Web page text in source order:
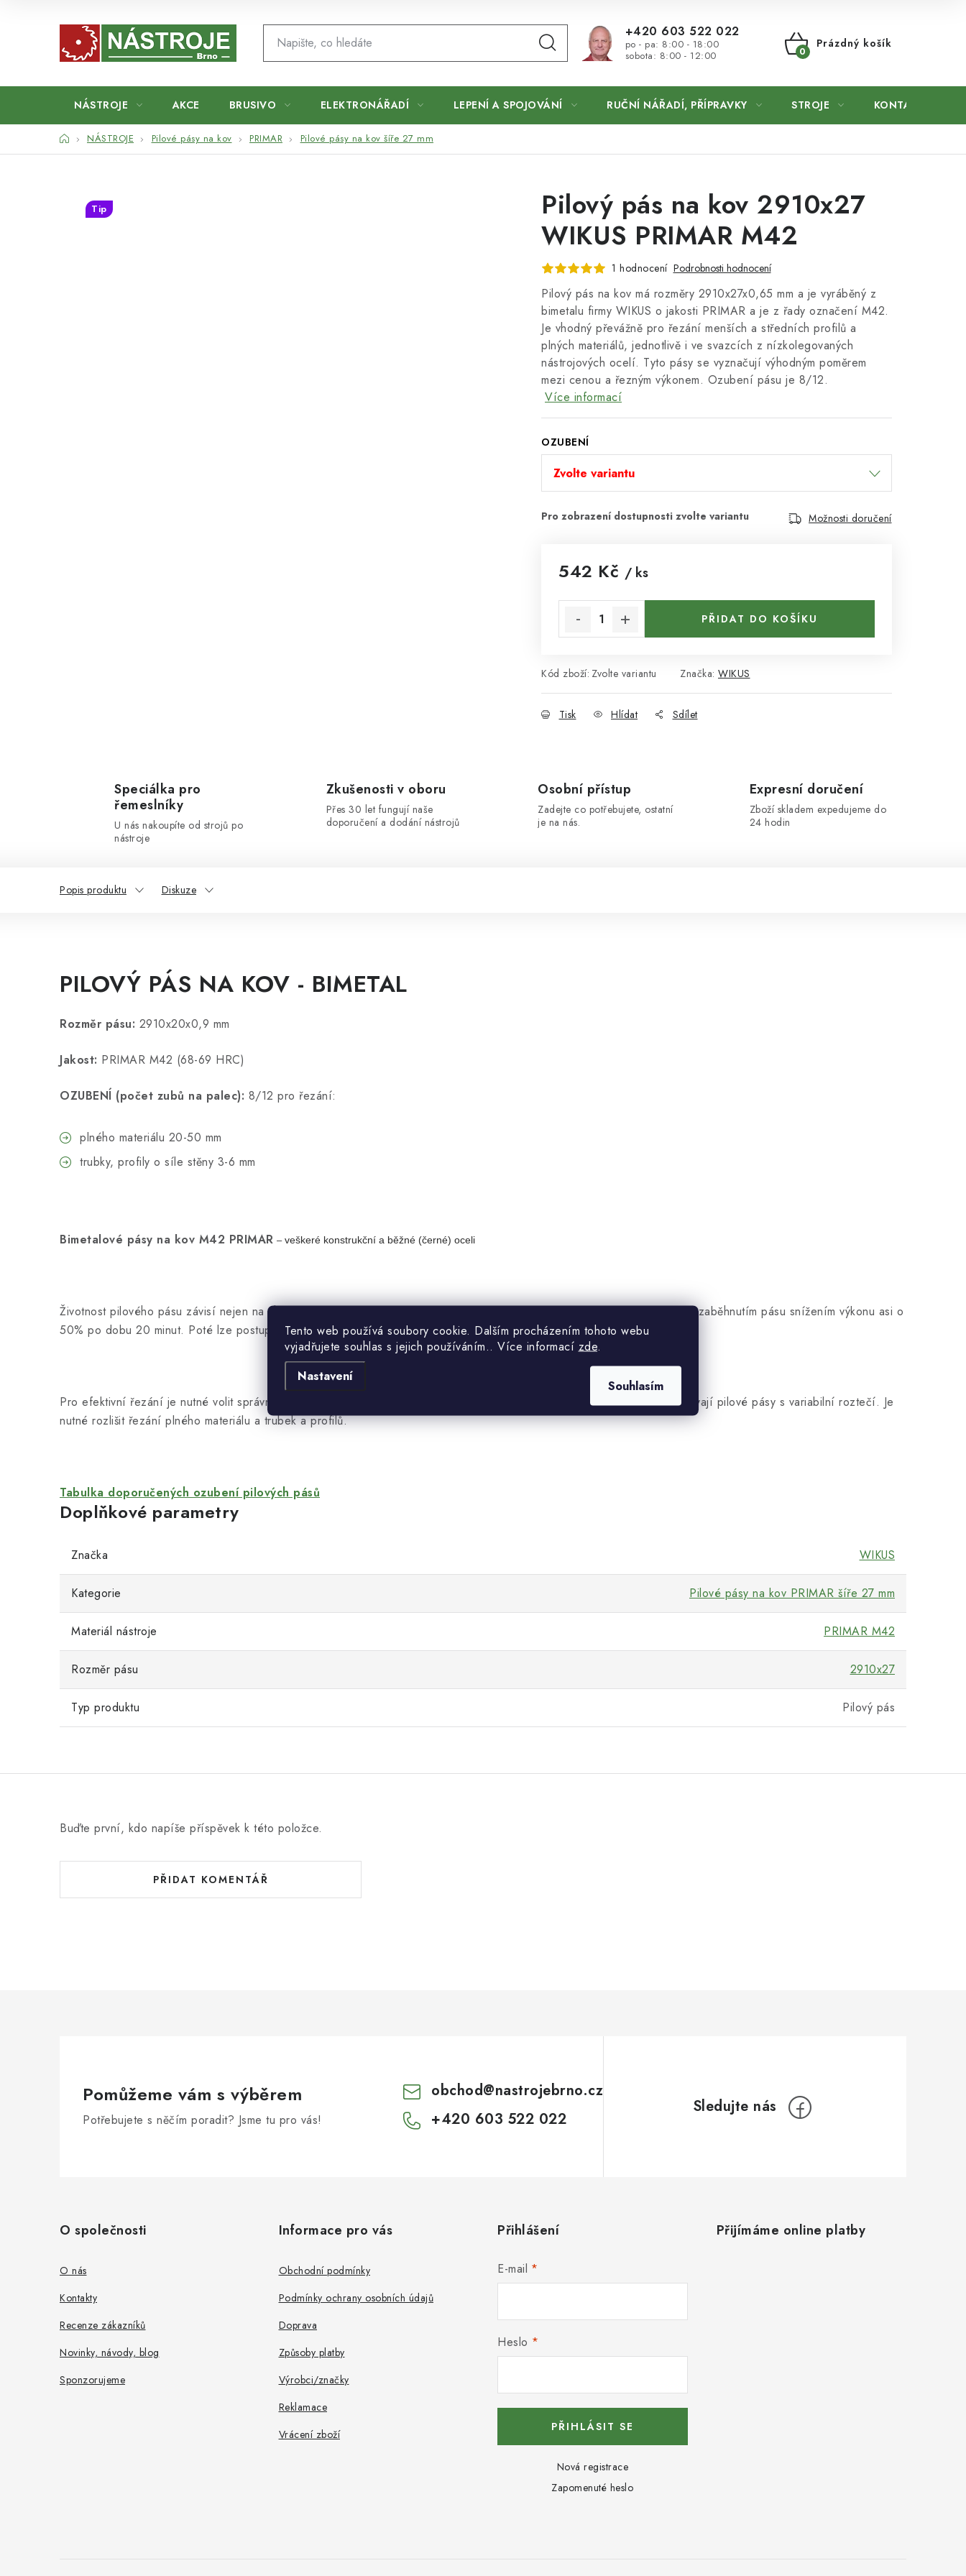
Tento web používá soubory cookie. Dalším procházením tohoto webu
vyjadřujete souhlas s jejich používáním.. Více informací zde.
Nastavení
Souhlasím
+420 603 522 022
po - pa: 8:00 - 18:00
sobota: 8:00 - 12:00
NÁKUPNÍ
Prázdný košík
NÁSTROJE AKCE BRUSIVO ELEKTRONÁŘADÍ LEPENÍ A SPOJOVÁNÍ RUČNÍ NÁŘADÍ, PŘÍPRAVKY STROJE KONTAKTY
DomůNÁSTROJE Pilové pásy na kov PRIMAR Pilové pásy na kov šíře 27 mm
Pilový pás na kov 2910x27
WIKUS PRIMAR M42
1 hodnocení Podrobnosti hodnocení
Pilový pás na kov má rozměry 2910x27x0,65 mm a je vyráběný z
bimetalu firmy WIKUS o jakosti PRIMAR a je z řady označení M42.
Je vhodný převážně pro řezání menších a středních profilů a
plných materiálů, jednotlivě i ve svazcích z nízkolegovaných
nástrojových ocelí. Tyto pásy se vyznačují výhodným poměrem
mezi cenou a řezným výkonem. Ozubení pásu je 8/12.
Více informací
OZUBENÍ
Možnosti doručení
542 Kč / ks
PŘIDAT DO KOŠÍKU
Kód zboží: Zvolte variantu Značka: WIKUS
Tisk Hlídat Sdílet
Tip
Speciálka pro
řemeslníky
U nás nakoupíte od strojů po
nástroje
Zkušenosti v oboru
Přes 30 let fungují naše
doporučení a dodání nástrojů
Osobní přístup
Zadejte co potřebujete, ostatní
je na nás.
Expresní doručení
Zboží skladem expedujeme do
24 hodin
Popis produktu Diskuze
PILOVÝ PÁS NA KOV - BIMETAL
Rozměr pásu: 2910x20x0,9 mm
Jakost: PRIMAR M42 (68-69 HRC)
OZUBENÍ (počet zubů na palec): 8/12 pro řezání:
plného materiálu 20-50 mm
trubky, profily o síle stěny 3-6 mm
Bimetalové pásy na kov M42 PRIMAR – veškeré konstrukční a běžné (černé) oceli
Životnost pilového pásu závisí nejen na vhodné volbě k danému materiálu, ale také správným používáním, včetně prvotním zaběhnutím pásu snížením výkonu asi o
50% po dobu 20 minut. Poté lze postupně zvyšovat posuvpásu na kovna danou hodnotu pro konkrétní materiál.
Pro efektivní řezání je nutné volit správný
. Pro snížení vibrací při řezání problematických materiálů se používají pilové pásy s variabilní roztečí. Je
nutné rozlišit řezání plného materiálu a trubek a profilů.
Tabulka doporučených ozubení pilových pásů
Doplňkové parametry
Značka WIKUS
Kategorie Pilové pásy na kov PRIMAR šíře 27 mm
Materiál nástroje PRIMAR M42
Rozměr pásu 2910x27
Typ produktu Pilový pás
Buďte první, kdo napíše příspěvek k této položce.
PŘIDAT KOMENTÁŘ
Pomůžeme vám s výběrem
Potřebujete s něčím poradit? Jsme tu pro vás!
obchod@nastrojebrno.cz
+420 603 522 022
O společnosti
O nás
Kontakty
Recenze zákazníků
Novinky, návody, blog
Sponzorujeme
Informace pro vás
Obchodní podmínky
Podmínky ochrany osobních údajů
Doprava
Způsoby platby
Výrobci/značky
Reklamace
Vrácení zboží
Přihlášení
E-mail
Heslo
PŘIHLÁSIT SE
Nová registrace
Zapomenuté heslo
Přijímáme online platby